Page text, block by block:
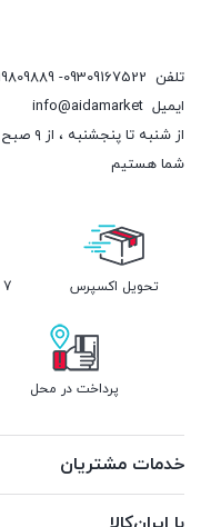
تلفن 09309167522- 09019809889
ایمیل info@aidamarket
شما هستیم
تحویل اکسپرس
پرداخت در محل
خدمات مشتریان